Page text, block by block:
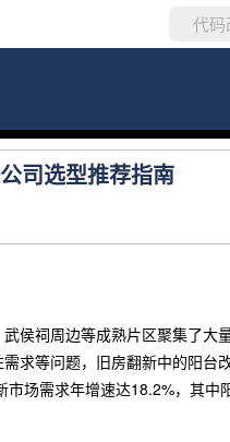
司选型推荐指南
侯祠周边等成熟片区聚集了大
求等问题，旧房翻新中的阳台
场需求年增速达18.2%，其